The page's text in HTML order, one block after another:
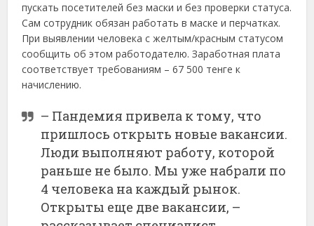
пускать посетителей без маски и без проверки статуса.
Сам сотрудник обязан работать в маске и перчатках.
При выявлении человека с желтым/красным статусом
сообщить об этом работодателю. Заработная плата
соответствует требованиям – 67 500 тенге к
начислению.
– Пандемия привела к тому, что
пришлось открыть новые вакансии.
Люди выполняют работу, которой
раньше не было. Мы уже набрали по
4 человека на каждый рынок.
Открыты еще две вакансии, –